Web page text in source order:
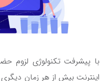
با پیشرفت تکنولوژی لزوم
اینترنت بیش از هر زمان